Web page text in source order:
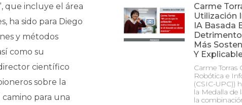
que incluye el área
ha sido para Diego
y métodos
como su
científico
sobre la
para una
Carme
Utilización
IA Basada
Más
Y
Carme Torras
Robótica e
(CSIC-UPC))
la Medalla de
la